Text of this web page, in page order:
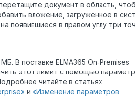
документ в область,
вложение, загруженное в
появившиеся в правом углу три
В поставке ELMA365 On‑Premises
этот лимит с помощью
читайте в статьях
и «Изменение параметров